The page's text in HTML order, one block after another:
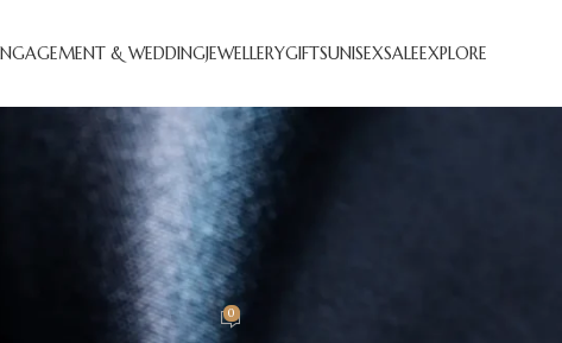
& WEDDINGJEWELLERYGIFTSUNISEXSALEEXPLORE
modern homes
On 27 August 2021 0